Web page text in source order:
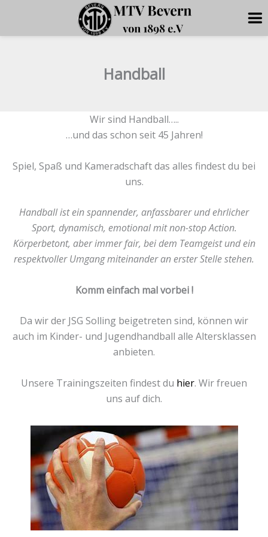
Handball
Wir sind Handball…..
…und das schon seit 45 Jahren!
Spiel, Spaß und Kameradschaft das alles findest du bei
uns.
Handball ist ein spannender, anfassbarer und ehrlicher
Sport, dynamisch, emotional mit non-stop Action.
Körperbetont, aber immer fair, bei dem Teamgeist und ein
respektvoller Umgang miteinander an erster Stelle stehen.
Komm einfach mal vorbei !
Da wir der JSG Solling beigetreten sind, können wir
auch im Kinder- und Jugendhandball alle Altersklassen
anbieten.
Unsere Trainingszeiten findest du hier. Wir freuen
uns auf dich.